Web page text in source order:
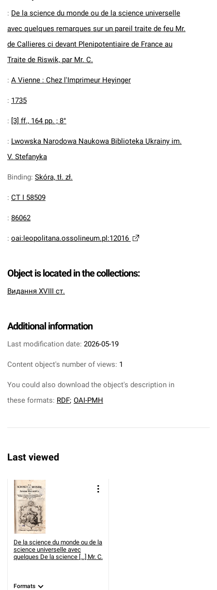
: De la science du monde ou de la science universelle
avec quelques remarques sur un pareil traite de feu Mr.
de Callieres ci devant Plenipotentiaire de France au
Traite de Riswik, par Mr. C.
: A Vienne : Chez l'Imprimeur Heyinger
: 1735
: [3] ff., 164 pp. ; 8°
: Lwowska Narodowa Naukowa Biblioteka Ukrainy im.
V. Stefanyka
Binding: Skóra, tł. zł.
: CT I 58509
: 86062
: oai:leopolitana.ossolineum.pl:12016
Object is located in the collections:
Видання XVIII ст.
Additional information
Last modification date: 2026-05-19
Content object's number of views: 1
You could also download the object's description in
these formats: RDF; OAI-PMH
Last viewed
De la science du monde ou de la
science universelle avec
quelques De la science [...] Mr. C.
Formats